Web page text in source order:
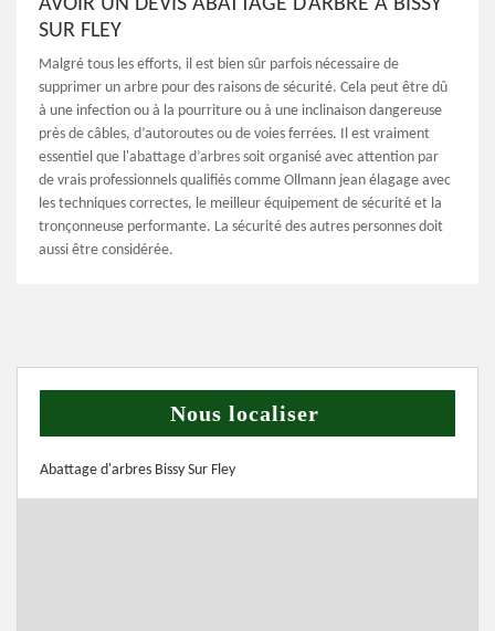
AVOIR UN DEVIS ABATTAGE D’ARBRE À BISSY
SUR FLEY
Malgré tous les efforts, il est bien sûr parfois nécessaire de
supprimer un arbre pour des raisons de sécurité. Cela peut être dû
à une infection ou à la pourriture ou à une inclinaison dangereuse
près de câbles, d’autoroutes ou de voies ferrées. Il est vraiment
essentiel que l'abattage d’arbres soit organisé avec attention par
de vrais professionnels qualifiés comme Ollmann jean élagage avec
les techniques correctes, le meilleur équipement de sécurité et la
tronçonneuse performante. La sécurité des autres personnes doit
aussi être considérée.
Nous localiser
Abattage d'arbres Bissy Sur Fley